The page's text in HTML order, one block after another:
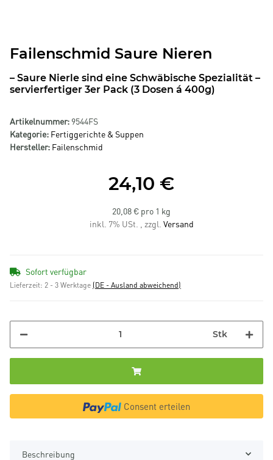
Failenschmid Saure Nieren
– Saure Nierle sind eine Schwäbische Spezialität –
servierfertiger 3er Pack (3 Dosen á 400g)
Artikelnummer: 9544FS
Kategorie: Fertiggerichte & Suppen
Hersteller: Failenschmid
24,10 €
20,08 € pro 1 kg
inkl. 7% USt. , zzgl. Versand
Sofort verfügbar
Lieferzeit: 2 - 3 Werktage (DE - Ausland abweichend)
Stk
Consent erteilen
Beschreibung